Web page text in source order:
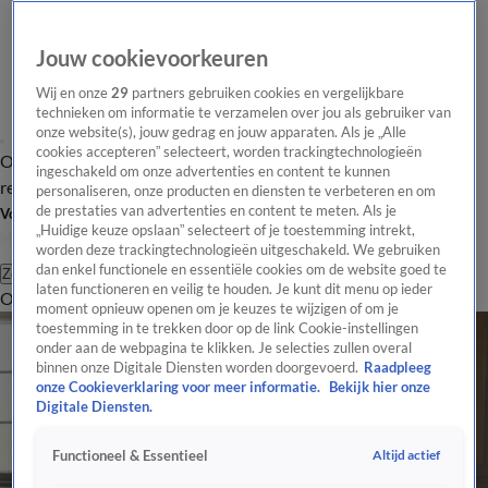
Overzicht Laatste nieuws Regionieuws Het beste van Hart
Tip de
redactie
Volg Hart van Nederland
Zoeken
OverzichtRegioUitzendingenWeerTip de redactiePanelVideo's
Jouw cookievoorkeuren
Wij en onze29 partners gebruiken cookies en vergelijkbare
technieken om informatie te verzamelen over jou als gebruiker van
onze website(s), jouw gedrag en jouw apparaten. Als je „Alle
cookies accepteren” selecteert, worden trackingtechnologieën
ingeschakeld om onze advertenties en content te kunnen
personaliseren, onze producten en diensten te verbeteren en om
de prestaties van advertenties en content te meten. Als je
„Huidige keuze opslaan” selecteert of je toestemming intrekt,
worden deze trackingtechnologieën uitgeschakeld. We gebruiken
dan enkel functionele en essentiële cookies om de website goed te
laten functioneren en veilig te houden. Je kunt dit menu op ieder
moment opnieuw openen om je keuzes te wijzigen of om je
toestemming in te trekken door op de link Cookie-instellingen
onder aan de webpagina te klikken. Je selecties zullen overal
binnen onze Digitale Diensten worden doorgevoerd. Raadpleeg
onze Cookieverklaring voor meer informatie.
Bekijk hier onze
Digitale Diensten.
Functioneel & Essentieel Altijd actief